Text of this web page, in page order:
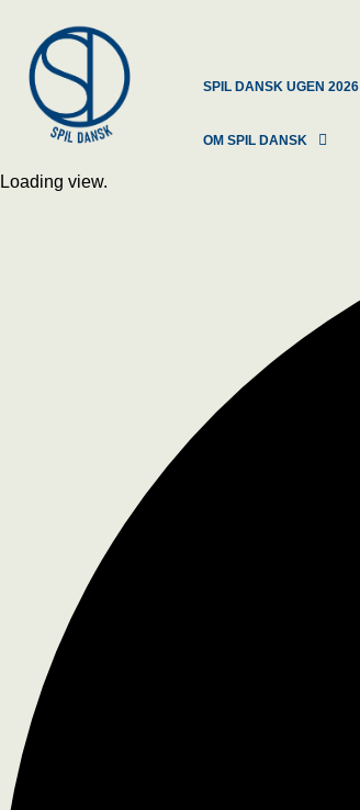
SPIL DANSK UGEN 2026
OM SPIL DANSK
Loading view.